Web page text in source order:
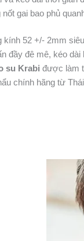
gai bao phủ
52 +/- 2mm
đầy đê mê, kéo dài
su Krabi được làm
chính hãng từ